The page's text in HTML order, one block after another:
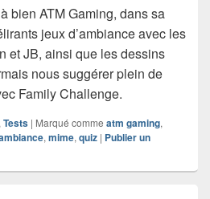
bien ATM Gaming, dans sa
jeux d’ambiance avec les
et JB, ainsi que les dessins
nous suggérer plein de
Family Challenge.
Tests | Marqué comme atm gaming,
, mime, quiz | Publier un